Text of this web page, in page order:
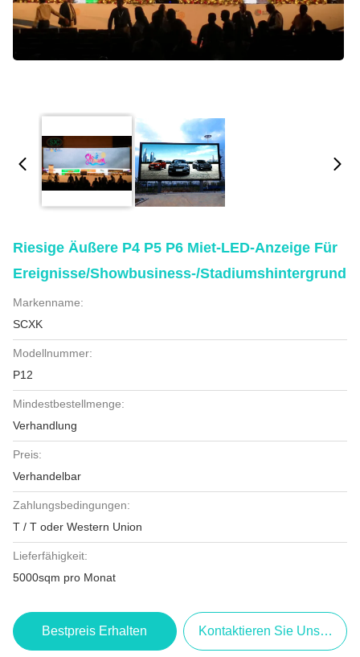
Riesige Äußere P4 P5 P6 Miet-LED-Anzeige Für
Ereignisse/Showbusiness-/Stadiumshintergrund
Markenname:
SCXK
Modellnummer:
P12
Mindestbestellmenge:
Verhandlung
Preis:
Verhandelbar
Zahlungsbedingungen:
T / T oder Western Union
Lieferfähigkeit:
5000sqm pro Monat
Bestpreis Erhalten Kontaktieren Sie Uns Jetzt